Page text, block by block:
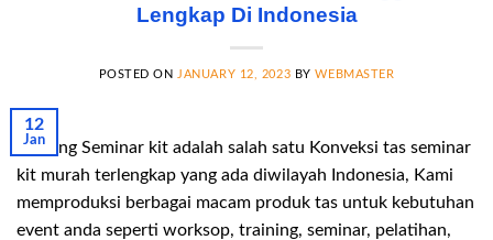
Lengkap Di Indonesia
POSTED ON JANUARY 12, 2023 BYWEBMASTER
12
Jan
Gudang Seminar kit adalah salah satu Konveksi tas seminar
kit murah terlengkap yang ada diwilayah Indonesia, Kami
memproduksi berbagai macam produk tas untuk kebutuhan
event anda seperti worksop, training, seminar, pelatihan,